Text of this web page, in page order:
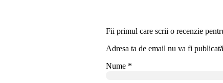
Fii primul care scrii o recenzie
Adresa ta de email nu va fi
Nume *